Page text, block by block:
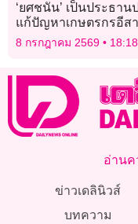
‘ยศชนัน’ เป็นประธาน
แก้ปัญหาเกษตรกรอีส
ชง ครม.เยียวยา 8 โคร
8 กรกฎาคม 2569
อ่านค
ข่าวเดลินิวส์
บทความ